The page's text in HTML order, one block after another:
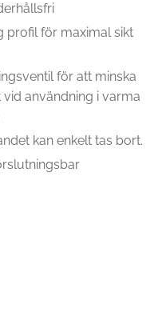
profil för maximal sikt
för att minska
användning i varma
kan enkelt tas bort.